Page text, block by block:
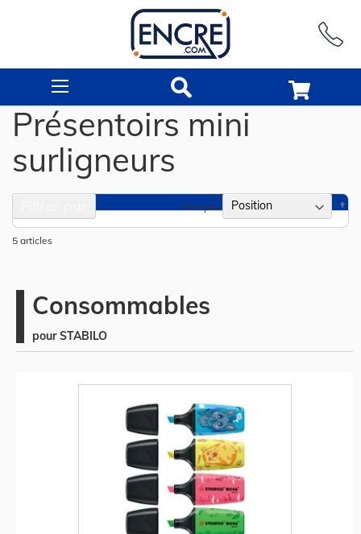
Présentoirs mini
surligneurs
5 articles
Trier par
Consommables
pour STABILO